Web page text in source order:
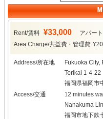
Rent/賃料 ¥33,000 アパート
Area Charge/共益費・管理費
Address/所在地
Fukuoka City,
Torikai 1-4-22
福岡県福岡市
Access/交通
12 minutes
Nanakuma
福岡市地下鉄